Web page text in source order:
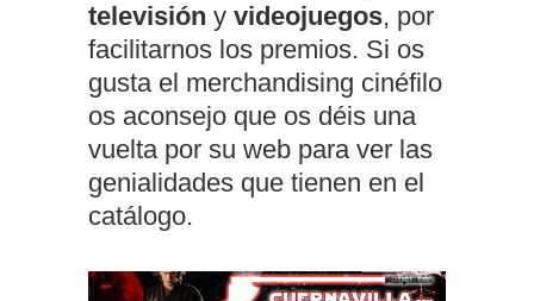
televisión y videojuegos, por
facilitarnos los premios. Si os
gusta el merchandising cinéfilo
os aconsejo que os déis una
vuelta por su web para ver las
genialidades que tienen en el
catálogo.